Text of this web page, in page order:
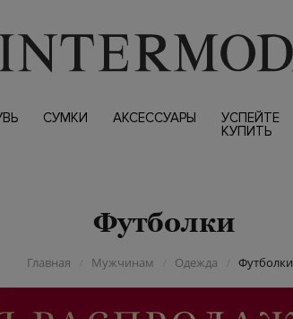
СУМКИ АКСЕССУАРЫ
УСПЕЙТЕ
КУПИТЬ
Футболки
Главная / Мужчинам / Одежда / Футболки